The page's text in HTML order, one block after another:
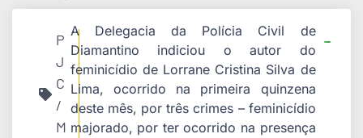
P
J
C
/
M
A Delegacia da Polícia Civil de
Diamantino indiciou o autor do
feminicídio de Lorrane Cristina Silva de
Lima, ocorrido na primeira quinzena
deste mês, por três crimes – feminicídio
majorado, por ter ocorrido na presença